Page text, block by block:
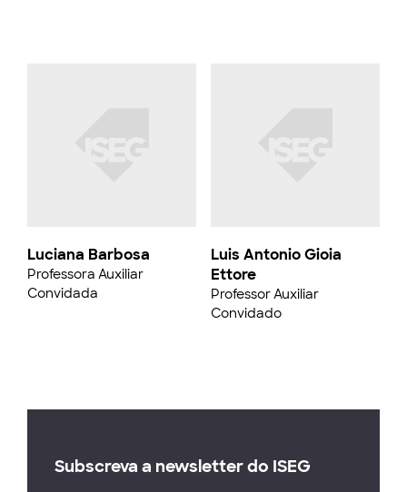
Luciana Barbosa
Professora Auxiliar
Convidada
Luis Antonio Gioia
Ettore
Professor Auxiliar
Convidado
Subscreva a newsletter do ISEG